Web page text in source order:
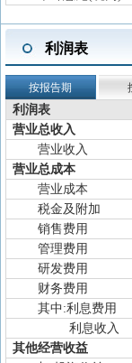
利润表
按报告期
利润表
营业总收入
营业收入
营业总成本
营业成本
税金及附加
销售费用
管理费用
研发费用
财务费用
其中:利息费用
利息收入
其他经营收益